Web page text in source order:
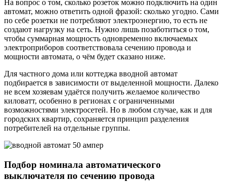
На вопрос о том, сколько розеток можно подключить на один
автомат, можно ответить одной фразой: сколько угодно. Сами
по себе розетки не потребляют электроэнергию, то есть не
создают нагрузку на сеть. Нужно лишь позаботиться о том,
чтобы суммарная мощность одновременно включаемых
электроприборов соответствовала сечению провода и
мощности автомата, о чём будет сказано ниже.
Для частного дома или коттеджа вводной автомат
подбирается в зависимости от выделенной мощности. Далеко
не всем хозяевам удаётся получить желаемое количество
киловатт, особенно в регионах с ограниченными
возможностями электросетей. Но в любом случае, как и для
городских квартир, сохраняется принцип разделения
потребителей на отдельные группы.
Подбор номинала автоматического
выключателя по сечению провода